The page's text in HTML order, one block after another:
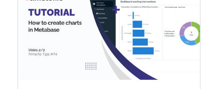
attribuerez à l'IA. Sélectionnez les
données de votre espace de travail
que l'IA traitera. Enfin, insérez une
nouvelle colonne où sera intégrée la
réponse de l'IA. Ensuite, vous